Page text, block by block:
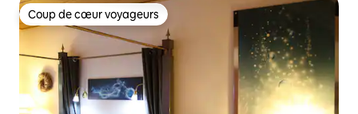
Coup de cœur voyageurs
Coup de cœur voyageurs